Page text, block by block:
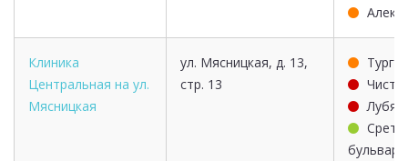
Клиника
Центральная на ул.
Мясницкая
ул. Мясницкая, д. 13,
стр. 13
бульвар